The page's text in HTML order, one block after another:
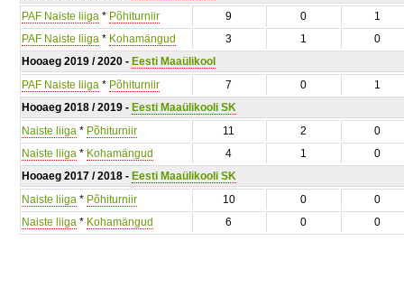
PAF Naiste liiga * Põhiturniir 9 0
1
PAF Naiste liiga * Kohamängud 3 1
0
Hooaeg 2019 / 2020 - Eesti Maaülikool
PAF Naiste liiga * Põhiturniir 7 0
1
Hooaeg 2018 / 2019 - Eesti Maaülikooli SK
Naiste liiga * Põhiturniir 11 2
0
Naiste liiga * Kohamängud 4 1
0
Hooaeg 2017 / 2018 - Eesti Maaülikooli SK
Naiste liiga * Põhiturniir 10 0
0
Naiste liiga * Kohamängud 6 0 0